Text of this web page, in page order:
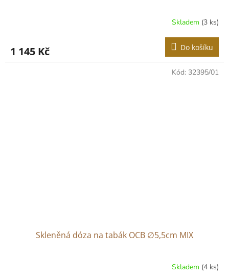
Skladem (3 ks)
1 145 Kč Do košíku
Skleněná dóza na tabák OCB ∅5,5cm MIX
Skladem (4 ks)
Kód: 32395/01